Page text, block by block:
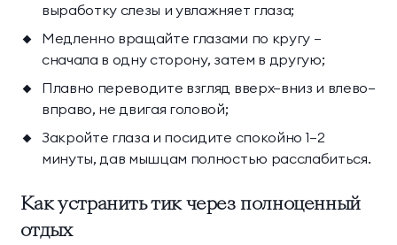
выработку слезы и увлажняет глаза;
Медленно вращайте глазами по кругу —
сначала в одну сторону, затем в другую;
Плавно переводите взгляд вверх–вниз и влево–
вправо, не двигая головой;
Закройте глаза и посидите спокойно 1–2
минуты, дав мышцам полностью расслабиться.
Как устранить тик через полноценный
отдых